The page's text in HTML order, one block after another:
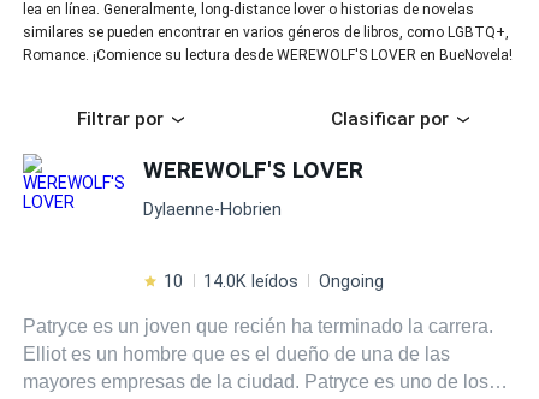
lea en línea. Generalmente, long-distance lover o historias de novelas
similares se pueden encontrar en varios géneros de libros, como LGBTQ+,
Romance. ¡Comience su lectura desde WEREWOLF'S LOVER en BueNovela!
Filtrar por Clasificar por
WEREWOLF'S LOVER
Dylaenne-Hobrien
10 14.0K leídos Ongoing
Patryce es un joven que recién ha terminado la carrera.
Elliot es un hombre que es el dueño de una de las
mayores empresas de la ciudad. Patryce es uno de los